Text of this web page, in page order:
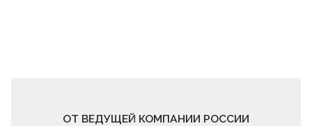
ОТ ВЕДУЩЕЙ КОМПАНИИ РОССИИ